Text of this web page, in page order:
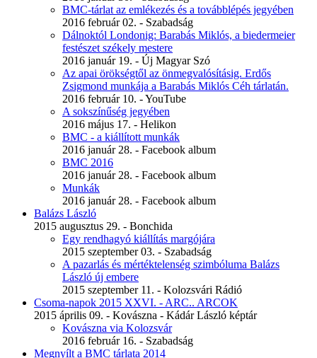
BMC-tárlat az emlékezés és a továbblépés jegyében
2016 február 02. - Szabadság
Dálnoktól Londonig: Barabás Miklós, a biedermeier
festészet székely mestere
2016 január 19. - Új Magyar Szó
Az apai örökségtől az önmegvalósításig. Erdős
Zsigmond munkája a Barabás Miklós Céh tárlatán.
2016 február 10. - YouTube
A sokszínűség jegyében
2016 május 17. - Helikon
BMC - a kiállított munkák
2016 január 28. - Facebook album
BMC 2016
2016 január 28. - Facebook album
Munkák
2016 január 28. - Facebook album
Balázs László
2015 augusztus 29. - Bonchida
Egy rendhagyó kiállítás margójára
2015 szeptember 03. - Szabadság
A pazarlás és mértéktelenség szimbóluma Balázs
László új embere
2015 szeptember 11. - Kolozsvári Rádió
Csoma-napok 2015 XXVI. - ARC.. ARCOK
2015 április 09. - Kovászna - Kádár László képtár
Kovászna via Kolozsvár
2016 február 16. - Szabadság
Megnyílt a BMC tárlata 2014